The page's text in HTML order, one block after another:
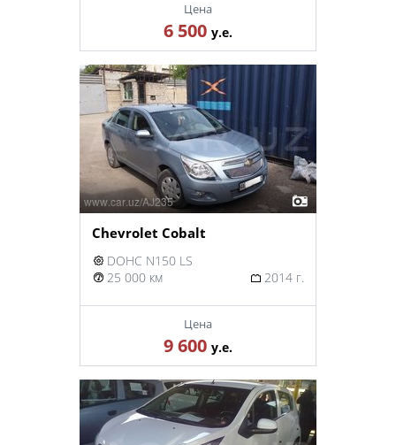
Цена
6 500 у.е.
Chevrolet Cobalt
DOHC N150 LS
25 000 км
2014 г.
Цена
9 600 у.е.